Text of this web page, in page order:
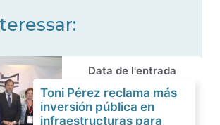
Data de l'entrada
Toni Pérez reclama más
inversión pública en
infraestructuras para